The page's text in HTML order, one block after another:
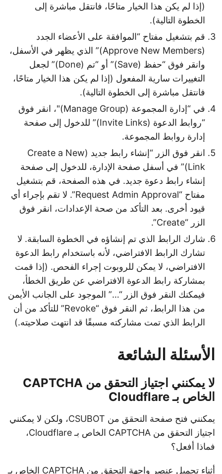
(إذا لم يكن هذا الخيار متاحًا، فانتقل مباشرة إلى
الخطوة التالية).
قم بتشغيل مفتاح “الموافقة على الأعضاء الجدد
(Approve New Members)” الذي يظهر في الأسفل،
وانقر فوق “حفظ (Save)” أو “تم (Done)” لجعل
التغييرات سارية المفعول (إذا لم يكن هذا الخيار متاحًا،
فانتقل مباشرة إلى الخطوة التالية).
في “إدارة المجموعة (Manage Group)"، انقر فوق
“روابط الدعوة (Invite Links)” للدخول إلى صفحة
إدارة روابط المجموعة.
انقر فوق الزر “إنشاء رابط جديد (Create a New
Link)” في أسفل صفحة الإدارة، للدخول إلى صفحة
إنشاء رابط دعوة جديد. في هذه الصفحة، قم بتشغيل
مفتاح “Request Admin Approval”. لا تقم بإجراء أي
قيود أخرى. بعد التأكد من صحة الإعدادات، انقر فوق
الزر “Create”.
شارك الرابط الذي تم إنشاؤه في الخطوة السابقة. لا
تشارك الرابط الافتراضي، لأنه باستخدام رابط الدعوة
الافتراضي، لا يمكن للروبوت إجراء الفحص. (إذا قمت
بمشاركة رابط الدعوة الافتراضي عن طريق الخطأ،
فيمكنك النقر فوق الزر “…” الموجود على الجانب الأيمن
من هذا الرابط، ثم النقر فوق “Revoke” للتأكد من أن
الرابط الذي تمت مشاركته مسبقًا قد انتهت صلاحيته.)
الأسئلة الشائعة
لا يمكنني اجتياز التحقق من CAPTCHA
الخاص بـ Cloudflare
يمكنني فتح صفحة التحقق من CSUBOT، ولكن لا يمكنني
اجتياز التحقق من CAPTCHA الخاص بـ Cloudflare،
فماذا أفعل؟
أثناء تحميل عنصر واجهة التحقق من CAPTCHA الخاص بـ